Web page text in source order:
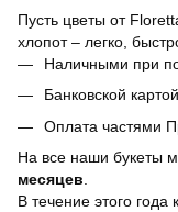
Пусть цветы от
хлопот – легко,
Наличными при
Банковской картой
Оплата частями
На все наши букеты
месяцев
В течение этого